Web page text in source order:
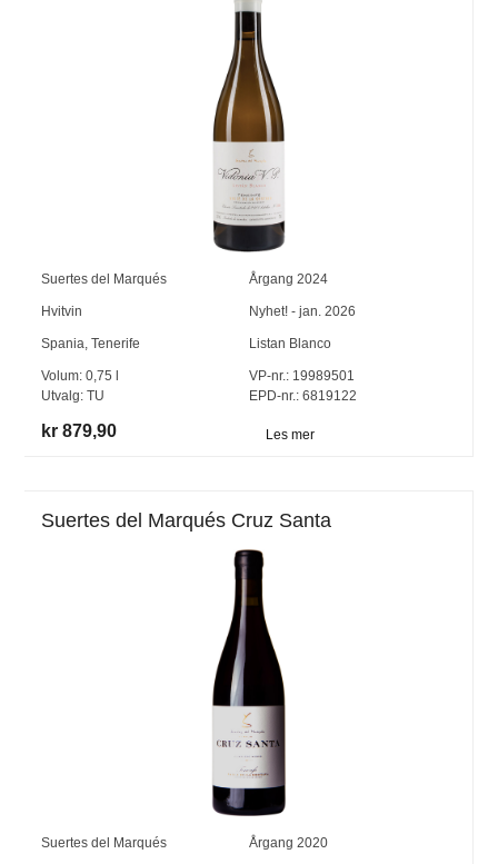
Suertes del Marqués Årgang 2024
Hvitvin Nyhet! - jan. 2026
Spania,Tenerife Listan Blanco
Volum:0,75
Utvalg:TU
VP-nr.:19989501
EPD-nr.: 6819122
kr 879,90 Les mer
Suertes del Marqués Cruz Santa
Suertes del Marqués Årgang 2020